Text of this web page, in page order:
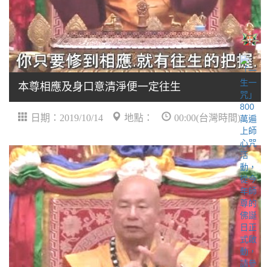
本尊相應及身口意清淨便一定往生
日期：2019/10/14 地點： 00:00(台灣時間)